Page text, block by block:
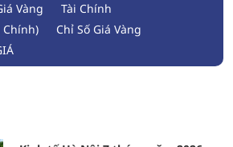
Vàng
Tài Chính
Chính)
Chỉ Số Giá Vàng